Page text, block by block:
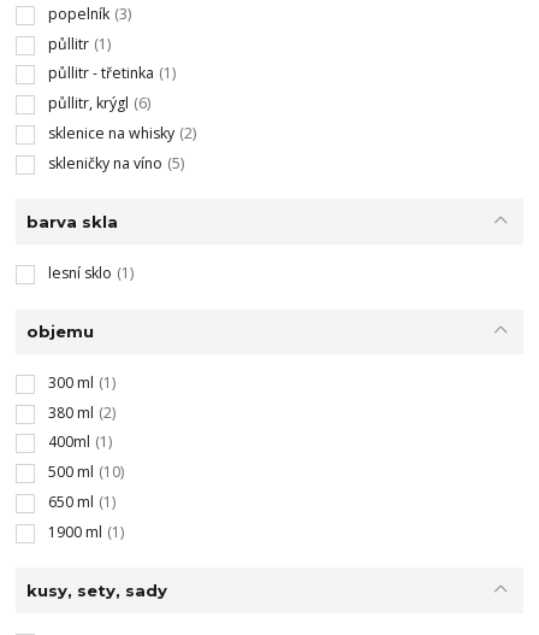
popelník (3)
půllitr (1)
půllitr - třetinka (1)
půllitr, krýgl (6)
sklenice na whisky (2)
skleničky na víno (5)
barva skla
lesní sklo (1)
objemu
300 ml (1)
380 ml (2)
400ml (1)
500 ml (10)
650 ml (1)
1900 ml (1)
kusy, sety, sady